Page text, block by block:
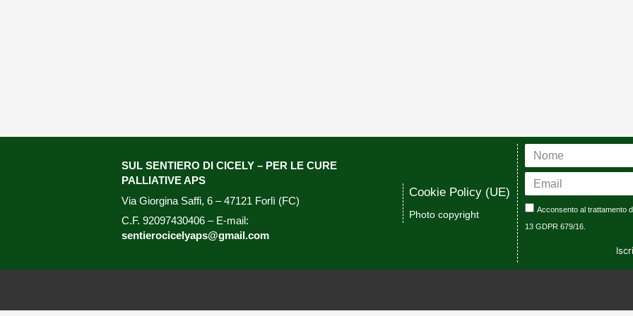
SUL SENTIERO DI CICELY – PER LE CURE
PALLIATIVE APS
Via Giorgina Saffi, 6 – 47121 Forlì (FC)
C.F. 92097430406 – E-mail:
sentierocicelyaps@gmail.com
Cookie Policy (UE)
Photo copyright
Acconsento al trattamento
13 GDPR 679/16.